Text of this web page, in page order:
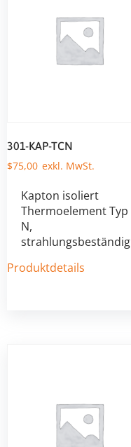
301-KAP-TCN
$75,00
Kapton isoliert
Thermoelement Typ
N,
strahlungsbeständig
Produktdetails